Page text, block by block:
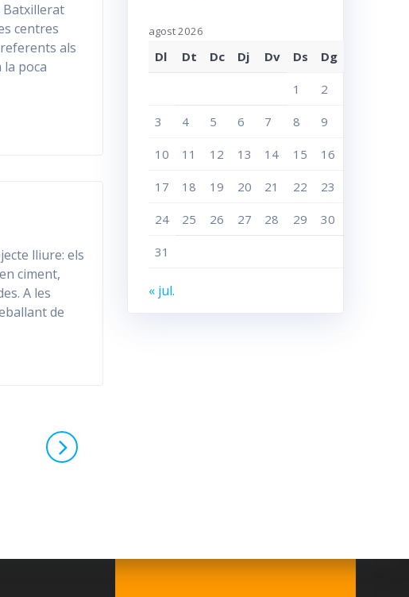
Batxillerat
centres
als
la poca
lliure: els
ciment,
A les
de
agost 2026
Dl Dt Dc Dj Dv Ds Dg
1 2
3 4 5 6 7 8 9
10 11 12 13 14 15 16
17 18 19 20 21 22 23
24 25 26 27 28 29 30
31
« jul.